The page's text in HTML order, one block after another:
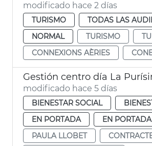
modificado hace 2 días
TURISMO TODAS LAS
NORMAL
TURISMO
CONNEXIONS AÈRIES
Gestión centro día La
modificado hace 5 días
BIENESTAR SOCIAL
EN PORTADA
EN
PAULA LLOBET